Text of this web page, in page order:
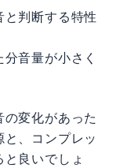
判断する特性
音量が小さく
変化があった
、コンプレッ
良いでしょ